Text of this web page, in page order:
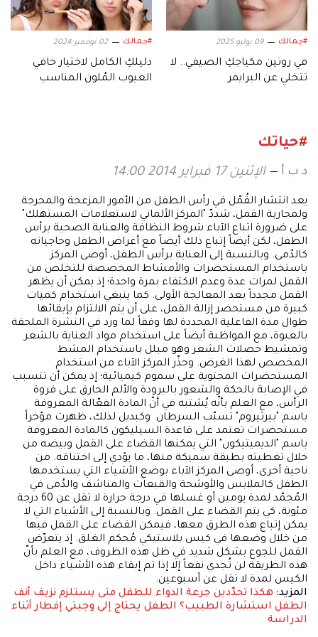
#جمالك 09 يوليو 2025
في روتين مكياجكِ الصيفي.. لا
تتخلي عن البرايمر
#جمالك 02 نوفمبر 2024
دليلكِ الكامل لاختيار خافي
العيوب المُلون المناسب
#حياتك
د ب أ الإثنين 17 فبراير 2014 14:00
يعد انتشار القُمّل في رأس الطفل من الأمور المزعجة والمحرجة.
ولمحاربة القمل، شددّ "المركز الألماني لاستعلامات المستهلك"
على ضرورة اتباع الآباء شروط النظافة والعناية الصحية برأس
الطفل، لكن أيضاً إتباع ذلك أيضاً مع أغراض الطفل وحاجياته
كالدُمى. وبالنسبة إلى العناية برأس الطفل، أوصى المركز
باستخدام المستحضرات والأمشاط المخصصة للتخلص من
القمل لمرات عدة وعدم الاكتفاء بمرة واحدة؛ إذ يمكن أن يظهر
القمل مجدداً بعد المعالجة الأولى. كما ينبغي استخدام كميات
كبيرة من مستحضر إزالة القمل، على أن يتم الالتزام بإبقائها
طوال مدة الفاعلية المحددة لها وفقاً لما ورد في النشرة الملحقة
بالعبوة، مع المواظبة أيضاً على استخدام مواد العناية بالشعر
وتمشيط خصلات الشعر وهو مبلل باستخدام المشط
المخصص لهذا الغرض. وحذّر المركز الآباء من استخدام
المستحضرات المحتوية على سموم كيميائية؛ إذ يمكن أن تتسبب
في الإصابة بالحكة والشعور بالبرودة والألم الحارق على فروة
الرأس، مع العلم بأنّه يُشتبه في أنّ المادة الفعّالة المعروفة
باسم "بيرثيروم" تسبّب السرطان. وكبديل لذلك، ظهرت مؤخراً
مستحضرات تعتمد على قاعدة السيليكون كالمادة المعروفة
باسم "الديميتيكون" التي يمكنها القضاء على القمل وبيضه من
خلال تغطيته بطبقة سميكة منها، ما يؤدي إلى اختناقه. من
ناحية أخرى، أوصى المركز الآباء بوضع الأشياء التي يستخدمها
الطفل كالملابس والأوشحة والقبعات والمناشف والدُمى في
المُجمّد لمدة يومين أو غسلها في درجة حرارة لا تقل عن 60 درجة
مئوية، كي يتم القضاء على القمل. وبالنسبة إلى الأشياء التي لا
يمكن إتباع هذه الطرق معها، فيمكن القضاء على القمل فيها
من خلال وضعها في كيس بلاستيكي مُحكم الغلق. إذ يتعرّض
القمل للجوع بشكل شديد في ظل هذه الظروف، مع العلم بأنّ
هذه الطريقة لن تُجدي نفعاً إلا إذا تم إبقاء هذه الأشياء داخل
الكيس لمدة لا تقل عن أسبوعين.
المزيد: هكذا تحدّدين جرعة الدواء للطفل متى يستلزم نزيف أنف
الطفل استشارة الطبيب؟ الطفل يحتاج إلى وجبتي إفطار أثناء
الدراسة